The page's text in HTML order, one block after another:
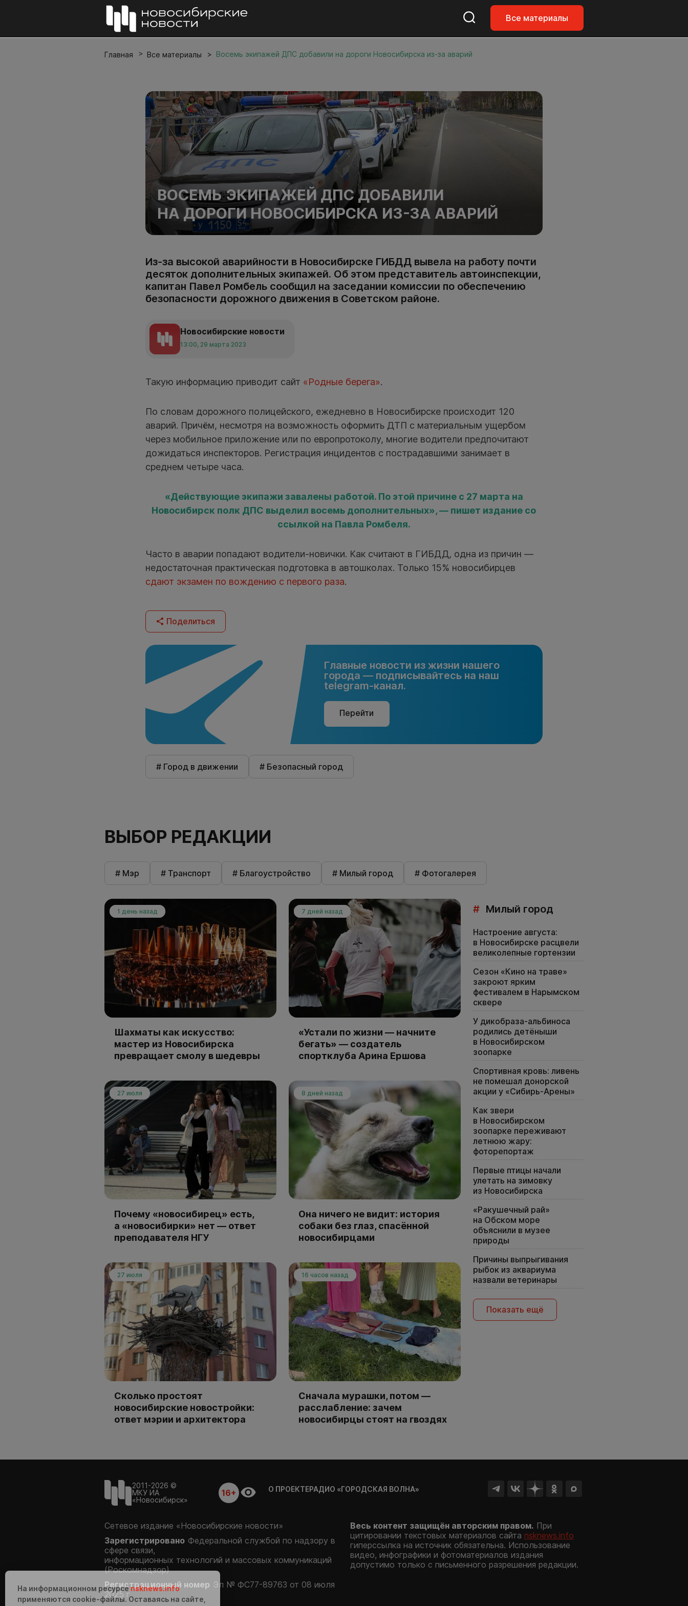
Все материалы
Главная Все материалы Восемь экипажей ДПС добавили на дороги Новосибирска из-за аварий
ВОСЕМЬ ЭКИПАЖЕЙ ДПС ДОБАВИЛИ
НА ДОРОГИ НОВОСИБИРСКА ИЗ-ЗА АВАРИЙ
Из-за высокой аварийности в Новосибирске ГИБДД вывела на работу почти
десяток дополнительных экипажей. Об этом представитель автоинспекции,
капитан Павел Ромбель сообщил на заседании комиссии по обеспечению
безопасности дорожного движения в Советском районе.
Новосибирские новости
13:00, 29 марта 2023
Такую информацию приводит сайт «Родные берега».
По словам дорожного полицейского, ежедневно в Новосибирске происходит 120
аварий. Причём, несмотря на возможность оформить ДТП с материальным ущербом
через мобильное приложение или по европротоколу, многие водители предпочитают
дожидаться инспекторов. Регистрация инцидентов с пострадавшими занимает в
среднем четыре часа.
«Действующие экипажи завалены работой. По этой причине с 27 марта на
Новосибирск полк ДПС выделил восемь дополнительных», — пишет издание со
ссылкой на Павла Ромбеля.
Часто в аварии попадают водители-новички. Как считают в ГИБДД, одна из причин —
недостаточная практическая подготовка в автошколах. Только 15% новосибирцев
сдают экзамен по вождению с первого раза.
Поделиться
Главные новости из жизни нашего
города — подписывайтесь на наш
telegram-канал.
Перейти
# Город в движении # Безопасный город
ВЫБОР РЕДАКЦИИ
# Мэр # Транспорт # Благоустройство # Милый город # Фотогалерея
1 день назад
Шахматы как искусство:
мастер из Новосибирска
превращает смолу в шедевры
7 дней назад
«Устали по жизни — начните
бегать» — создатель
спортклуба Арина Ершова
27 июля
Почему «новосибирец» есть,
а «новосибирки» нет — ответ
преподавателя НГУ
8 дней назад
Она ничего не видит: история
собаки без глаз, спасённой
новосибирцами
27 июля
Сколько простоят
новосибирские новостройки:
ответ мэрии и архитектора
16 часов назад
Сначала мурашки, потом —
расслабление: зачем
новосибирцы стоят на гвоздях
# Милый город
Настроение августа:
в Новосибирске расцвели
великолепные гортензии
Сезон «Кино на траве»
закроют ярким
фестивалем в Нарымском
сквере
У дикобраза-альбиноса
родились детёныши
в Новосибирском
зоопарке
Спортивная кровь: ливень
не помешал донорской
акции у «Сибирь-Арены»
Как звери
в Новосибирском
зоопарке переживают
летнюю жару:
фоторепортаж
Первые птицы начали
улетать на зимовку
из Новосибирска
«Ракушечный рай»
на Обском море
объяснили в музее
природы
Причины выпрыгивания
рыбок из аквариума
назвали ветеринары
Показать ещё
2011-2026 ©
МКУ ИА
«Новосибирск»
16+ О ПРОЕКТЕРАДИО «ГОРОДСКАЯ ВОЛНА»
Сетевое издание «Новосибирские новости»
Зарегистрировано Федеральной службой по надзору в
сфере связи,
информационных технологий и массовых коммуникаций
(Роскомнадзор)
Регистрационный номер Эл № ФС77-89763 от 08 июля
2025 г.
Весь контент защищён авторским правом. При
цитировании текстовых материалов сайта nsknews.info
гиперссылка на источник обязательна. Использование
видео, инфографики и фотоматериалов издания
допустимо только с письменного разрешения редакции.
На информационном ресурсе nsknews.info
применяются cookie-файлы. Оставаясь на сайте,